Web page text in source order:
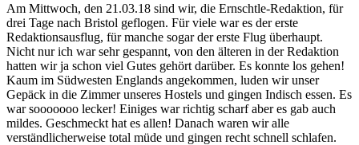
Am Mittwoch, den 21.03.18 sind wir, die Ernschtle-Redaktion, für
drei Tage nach Bristol geflogen. Für viele war es der erste
Redaktionsausflug, für manche sogar der erste Flug überhaupt.
Nicht nur ich war sehr gespannt, von den älteren in der Redaktion
hatten wir ja schon viel Gutes gehört darüber. Es konnte los gehen!
Kaum im Südwesten Englands angekommen, luden wir unser
Gepäck in die Zimmer unseres Hostels und gingen Indisch essen. Es
war sooooooo lecker! Einiges war richtig scharf aber es gab auch
mildes. Geschmeckt hat es allen! Danach waren wir alle
verständlicherweise total müde und gingen recht schnell schlafen.